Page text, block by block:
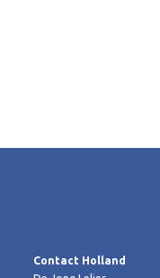
Contact Holland